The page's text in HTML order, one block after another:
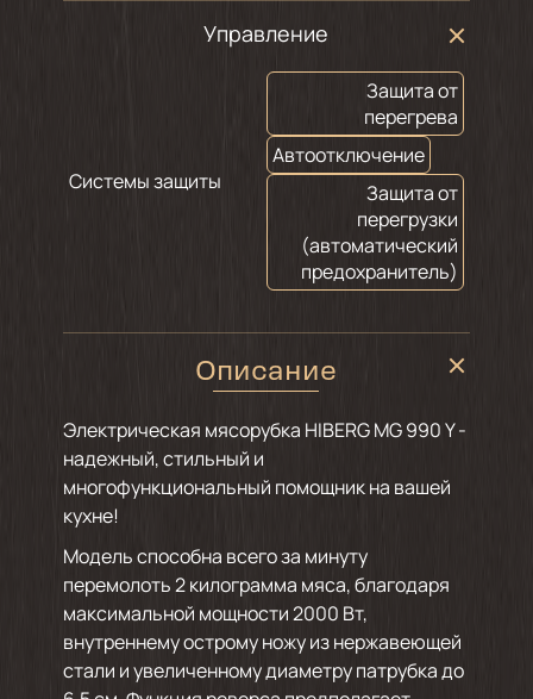
Управление
Системы защиты
Защита от
перегрева
Автоотключение
Защита от
перегрузки
(автоматический
предохранитель)
Описание
Электрическая мясорубка HIBERG MG 990 Y -
надежный, стильный и
многофункциональный помощник на вашей
кухне!
Модель способна всего за минуту
перемолоть 2 килограмма мяса, благодаря
максимальной мощности 2000 Вт,
внутреннему острому ножу из нержавеющей
стали и увеличенному диаметру патрубка до